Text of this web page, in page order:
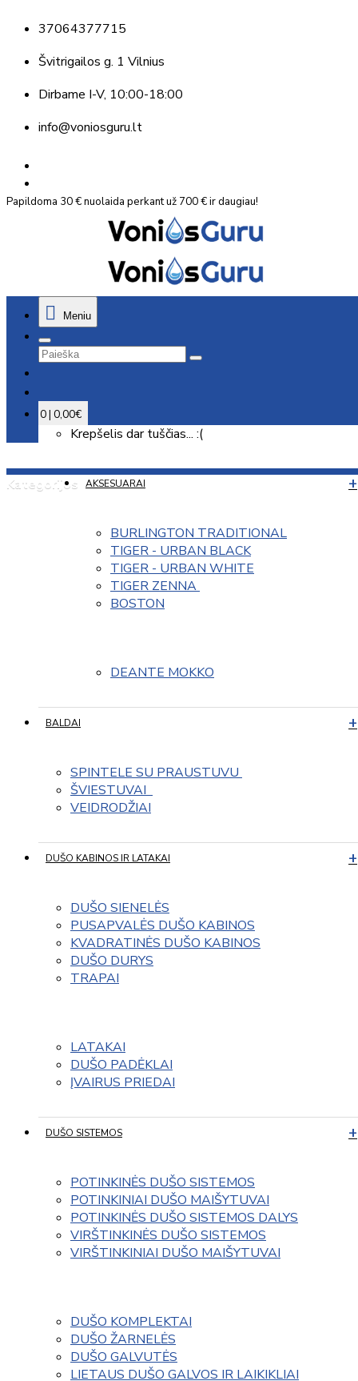
37064377715
Švitrigailos g. 1 Vilnius
Dirbame I-V, 10:00-18:00
info@voniosguru.lt
Papildoma 30 € nuolaida perkant už 700 € ir daugiau!
Meniu
0 | 0,00€
Krepšelis dar tuščias... :(
Kategorijos AKSESUARAI
BURLINGTON TRADITIONAL
TIGER - URBAN BLACK
TIGER - URBAN WHITE
TIGER ZENNA
BOSTON
DEANTE MOKKO
BALDAI
SPINTELE SU PRAUSTUVU
ŠVIESTUVAI
VEIDRODŽIAI
DUŠO KABINOS IR LATAKAI
DUŠO SIENELĖS
PUSAPVALĖS DUŠO KABINOS
KVADRATINĖS DUŠO KABINOS
DUŠO DURYS
TRAPAI
LATAKAI
DUŠO PADĖKLAI
ĮVAIRUS PRIEDAI
DUŠO SISTEMOS
POTINKINĖS DUŠO SISTEMOS
POTINKINIAI DUŠO MAIŠYTUVAI
POTINKINĖS DUŠO SISTEMOS DALYS
VIRŠTINKINĖS DUŠO SISTEMOS
VIRŠTINKINIAI DUŠO MAIŠYTUVAI
DUŠO KOMPLEKTAI
DUŠO ŽARNELĖS
DUŠO GALVUTĖS
LIETAUS DUŠO GALVOS IR LAIKIKLIAI